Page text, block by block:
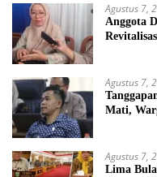
Agustus 7,
Anggota
Agustus 7,
Mati,
Agustus 7,
Lima